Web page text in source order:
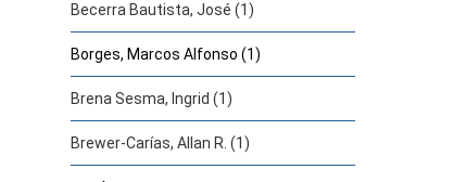
Becerra Bautista, José (1)
Borges, Marcos Alfonso (1)
Brena Sesma, Ingrid (1)
Brewer-Carías, Allan R. (1)